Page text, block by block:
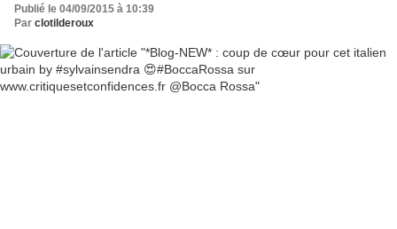
Publié le 04/09/2015 à 10:39
Par clotilderoux